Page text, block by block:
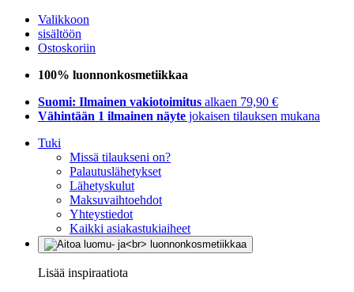
Valikkoon
sisältöön
Ostoskoriin
100% luonnonkosmetiikkaa
Suomi: Ilmainen vakiotoimitus alkaen 79,90 €
Vähintään 1 ilmainen näyte jokaisen tilauksen mukana
Tuki
Missä tilaukseni on?
Palautuslähetykset
Lähetyskulut
Maksuvaihtoehdot
Yhteystiedot
Kaikki asiakastukiaiheet
Lisää inspiraatiota